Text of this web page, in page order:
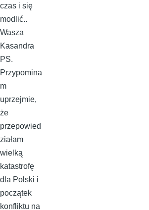
czas i się
modlić..
Wasza
Kasandra
PS.
Przypomina
m
uprzejmie,
że
przepowied
ziałam
wielką
katastrofę
dla Polski i
początek
konfliktu na